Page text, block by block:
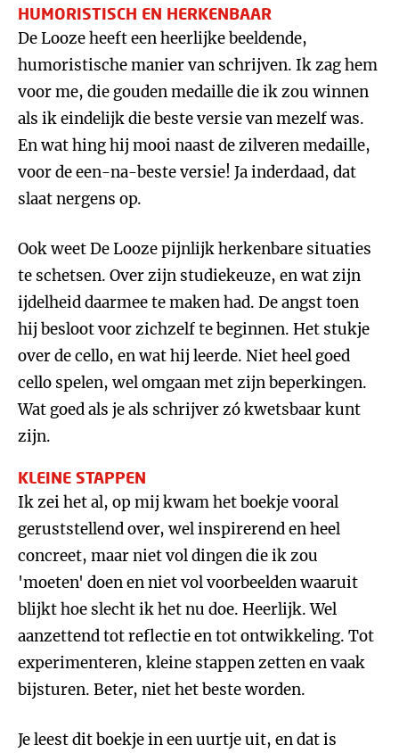
HUMORISTISCH EN HERKENBAAR
De Looze heeft een heerlijke beeldende,
humoristische manier van schrijven. Ik zag hem
voor me, die gouden medaille die ik zou winnen
als ik eindelijk die beste versie van mezelf was.
En wat hing hij mooi naast de zilveren medaille,
voor de een-na-beste versie! Ja inderdaad, dat
slaat nergens op.
Ook weet De Looze pijnlijk herkenbare situaties
te schetsen. Over zijn studiekeuze, en wat zijn
ijdelheid daarmee te maken had. De angst toen
hij besloot voor zichzelf te beginnen. Het stukje
over de cello, en wat hij leerde. Niet heel goed
cello spelen, wel omgaan met zijn beperkingen.
Wat goed als je als schrijver zó kwetsbaar kunt
zijn.
KLEINE STAPPEN
Ik zei het al, op mij kwam het boekje vooral
geruststellend over, wel inspirerend en heel
concreet, maar niet vol dingen die ik zou
'moeten' doen en niet vol voorbeelden waaruit
blijkt hoe slecht ik het nu doe. Heerlijk. Wel
aanzettend tot reflectie en tot ontwikkeling. Tot
experimenteren, kleine stappen zetten en vaak
bijsturen. Beter, niet het beste worden.
Je leest dit boekje in een uurtje uit, en dat is